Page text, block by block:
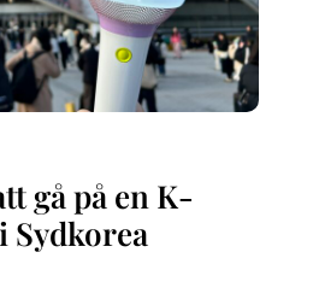
gå på en K-
Sydkorea